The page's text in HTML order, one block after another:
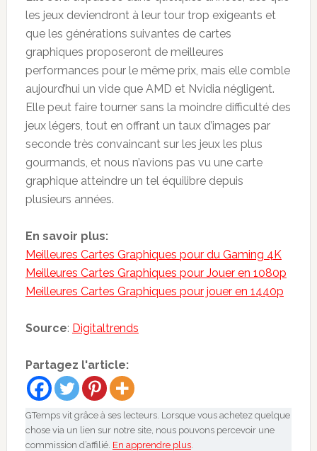
les jeux deviendront à leur tour trop exigeants et
que les générations suivantes de cartes
graphiques proposeront de meilleures
performances pour le même prix, mais elle comble
aujourd’hui un vide que AMD et Nvidia négligent.
Elle peut faire tourner sans la moindre difficulté des
jeux légers, tout en offrant un taux d’images par
seconde très convaincant sur les jeux les plus
gourmands, et nous n’avions pas vu une carte
graphique atteindre un tel équilibre depuis
plusieurs années.
En savoir plus:
Meilleures Cartes Graphiques pour du Gaming 4K
Meilleures Cartes Graphiques pour Jouer en 1080p
Meilleures Cartes Graphiques pour jouer en 1440p
Source: Digitaltrends
Partagez l'article:
GTemps vit grâce à ses lecteurs. Lorsque vous achetez quelque
chose via un lien sur notre site, nous pouvons percevoir une
commission d’affilié. En apprendre plus.